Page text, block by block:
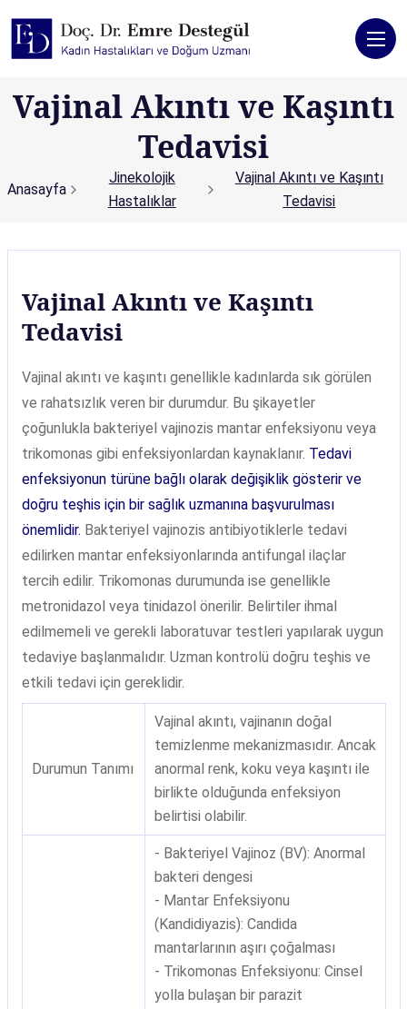
Vajinal Akıntı ve Kaşıntı
Tedavisi
Anasayfa
Jinekolojik
Hastalıklar
Vajinal Akıntı ve Kaşıntı
Tedavisi
Vajinal Akıntı ve Kaşıntı
Tedavisi
Vajinal akıntı ve kaşıntı genellikle kadınlarda sık görülen
ve rahatsızlık veren bir durumdur. Bu şikayetler
çoğunlukla bakteriyel vajinozis mantar enfeksiyonu veya
trikomonas gibi enfeksiyonlardan kaynaklanır. Tedavi
enfeksiyonun türüne bağlı olarak değişiklik gösterir ve
doğru teşhis için bir sağlık uzmanına başvurulması
önemlidir. Bakteriyel vajinozis antibiyotiklerle tedavi
edilirken mantar enfeksiyonlarında antifungal ilaçlar
tercih edilir. Trikomonas durumunda ise genellikle
metronidazol veya tinidazol önerilir. Belirtiler ihmal
edilmemeli ve gerekli laboratuvar testleri yapılarak uygun
tedaviye başlanmalıdır. Uzman kontrolü doğru teşhis ve
etkili tedavi için gereklidir.
Durumun Tanımı
Vajinal akıntı, vajinanın doğal
temizlenme mekanizmasıdır. Ancak
anormal renk, koku veya kaşıntı ile
birlikte olduğunda enfeksiyon
belirtisi olabilir.
- Bakteriyel Vajinoz (BV): Anormal
bakteri dengesi
- Mantar Enfeksiyonu
(Kandidiyazis): Candida
mantarlarının aşırı çoğalması
- Trikomonas Enfeksiyonu: Cinsel
yolla bulaşan bir parazit